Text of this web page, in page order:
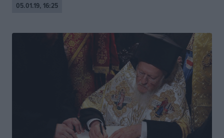
05.01.19, 16:25